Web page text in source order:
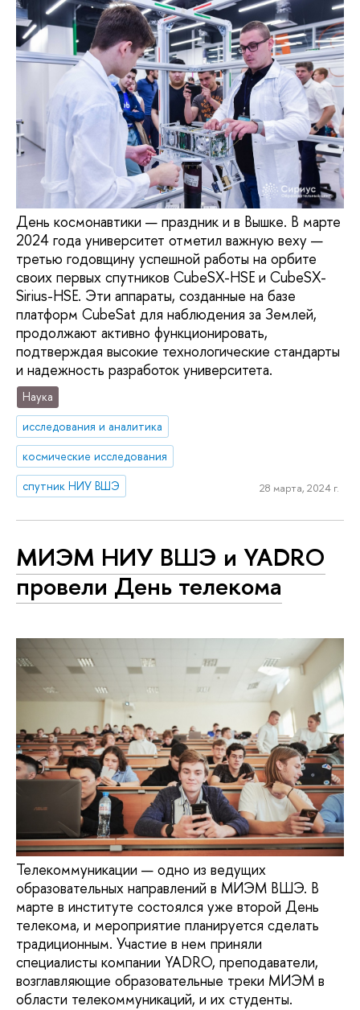
День космонавтики — праздник и в Вышке. В марте
2024 года университет отметил важную веху —
третью годовщину успешной работы на орбите
своих первых спутников CubeSX-HSE и CubeSX-
Sirius-HSE. Эти аппараты, созданные на базе
платформ CubeSat для наблюдения за Землей,
продолжают активно функционировать,
подтверждая высокие технологические стандарты
и надежность разработок университета.
Наука
исследования и аналитика
космические исследования
спутник НИУ ВШЭ
28 марта, 2024 г.
МИЭМ НИУ ВШЭ и YADRO
провели День телекома
Телекоммуникации — одно из ведущих
образовательных направлений в МИЭМ ВШЭ. В
марте в институте состоялся уже второй День
телекома, и мероприятие планируется сделать
традиционным. Участие в нем приняли
специалисты компании YADRO, преподаватели,
возглавляющие образовательные треки МИЭМ в
области телекоммуникаций, и их студенты.